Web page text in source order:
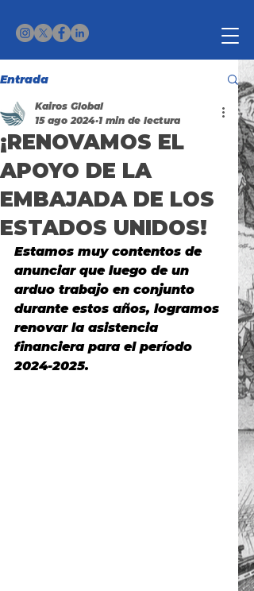
Entrada
¡RENOVAMOS EL
APOYO DE LA
EMBAJADA DE LOS
ESTADOS UNIDOS!
Kairos Global
15 ago 2024 1 min de lectura
Estamos muy contentos de
anunciar que luego de un
arduo trabajo en conjunto
durante estos años, logramos
renovar la asistencia
financiera para el período
2024-2025.